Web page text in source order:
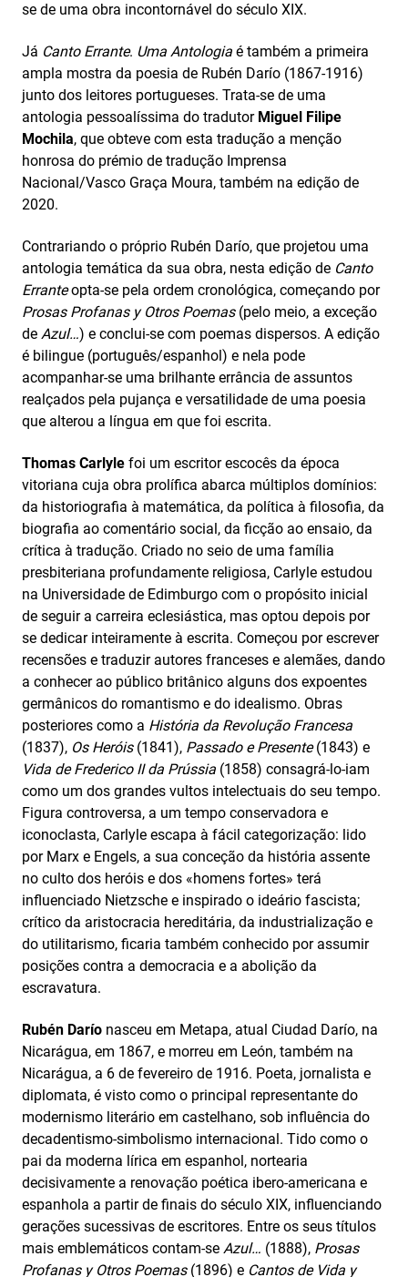
se de uma obra incontornável do século XIX.
Já Canto Errante. Uma Antologia é também a primeira
ampla mostra da poesia de Rubén Darío (1867-1916)
junto dos leitores portugueses. Trata-se de uma
antologia pessoalíssima do tradutor Miguel Filipe
Mochila, que obteve com esta tradução a menção
honrosa do prémio de tradução Imprensa
Nacional/Vasco Graça Moura, também na edição de
2020.
Contrariando o próprio Rubén Darío, que projetou uma
antologia temática da sua obra, nesta edição de Canto
Erranteopta-se pela ordem cronológica, começando por
Prosas Profanas y Otros Poemas(pelo meio, a exceção
de Azul…) e conclui-se com poemas dispersos. A edição
é bilingue (português/espanhol) e nela pode
acompanhar-se uma brilhante errância de assuntos
realçados pela pujança e versatilidade de uma poesia
que alterou a língua em que foi escrita.
Thomas Carlyle foi um escritor escocês da época
vitoriana cuja obra prolífica abarca múltiplos domínios:
da historiografia à matemática, da política à filosofia, da
biografia ao comentário social, da ficção ao ensaio, da
crítica à tradução. Criado no seio de uma família
presbiteriana profundamente religiosa, Carlyle estudou
na Universidade de Edimburgo com o propósito inicial
de seguir a carreira eclesiástica, mas optou depois por
se dedicar inteiramente à escrita. Começou por escrever
recensões e traduzir autores franceses e alemães, dando
a conhecer ao público britânico alguns dos expoentes
germânicos do romantismo e do idealismo. Obras
posteriores como a História da Revolução Francesa
(1837), Os Heróis(1841), Passado e Presente(1843) e
Vida de Frederico II da Prússia (1858) consagrá-lo-iam
como um dos grandes vultos intelectuais do seu tempo.
Figura controversa, a um tempo conservadora e
iconoclasta, Carlyle escapa à fácil categorização: lido
por Marx e Engels, a sua conceção da história assente
no culto dos heróis e dos «homens fortes» terá
influenciado Nietzsche e inspirado o ideário fascista;
crítico da aristocracia hereditária, da industrialização e
do utilitarismo, ficaria também conhecido por assumir
posições contra a democracia e a abolição da
escravatura.
Rubén Darío nasceu em Metapa, atual Ciudad Darío, na
Nicarágua, em 1867, e morreu em León, também na
Nicarágua, a 6 de fevereiro de 1916. Poeta, jornalista e
diplomata, é visto como o principal representante do
modernismo literário em castelhano, sob influência do
decadentismo-simbolismo internacional. Tido como o
pai da moderna lírica em espanhol, nortearia
decisivamente a renovação poética ibero-americana e
espanhola a partir de finais do século XIX, influenciando
gerações sucessivas de escritores. Entre os seus títulos
mais emblemáticos contam-se Azul… (1888), Prosas
Profanas y Otros Poemas (1896) e Cantos de Vida y